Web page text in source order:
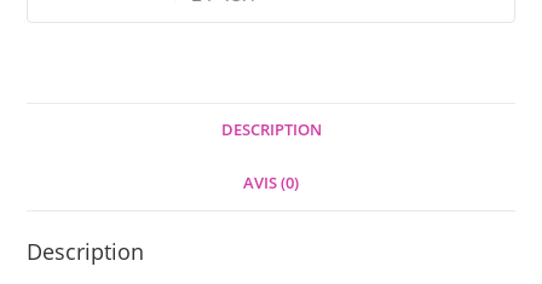
DESCRIPTION
AVIS (0)
Description